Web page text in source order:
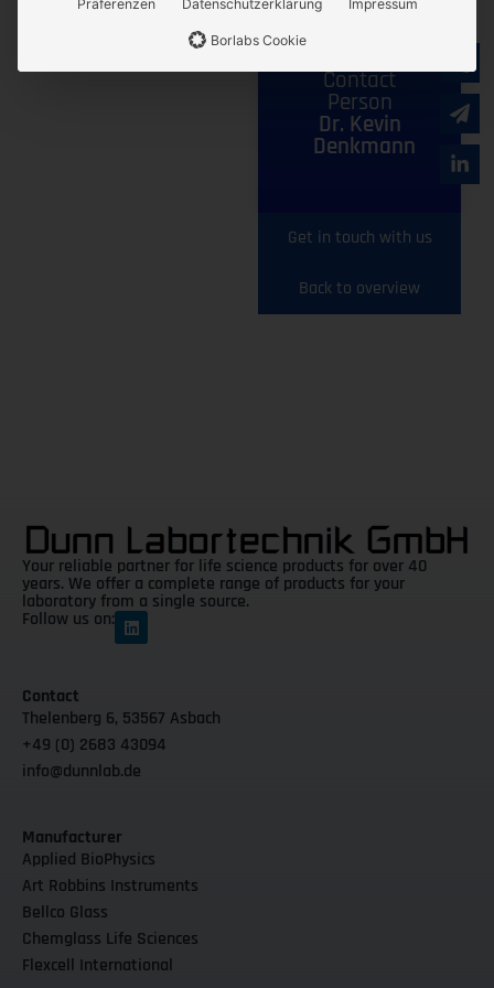
Contact
Person
Dr. Kevin
Denkmann
Get in touch with us
Back to overview
Your reliable partner for life science products for over 40
years. We offer a complete range of products for your
laboratory from a single source.
Follow us on:
Contact
Thelenberg 6, 53567 Asbach
+49 (0) 2683 43094
info@dunnlab.de
Manufacturer
Applied BioPhysics
Art Robbins Instruments
Bellco Glass
Chemglass Life Sciences
Flexcell International
Präferenzen Datenschutzerklärung Impressum
Borlabs Cookie